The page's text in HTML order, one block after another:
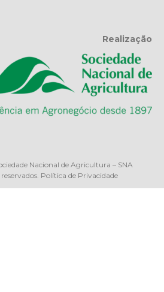
Realização
Nacional de Agricultura – SNA
Política de Privacidade